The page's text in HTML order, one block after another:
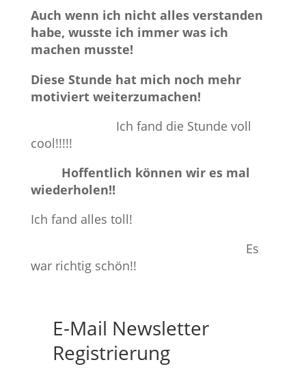
Auch wenn ich nicht alles verstanden
habe, wusste ich immer was ich
machen musste!
Diese Stunde hat mich noch mehr
motiviert weiterzumachen!
Ich fand die Stunde voll
cool!!!!!
Hoffentlich können wir es mal
wiederholen!!
Ich fand alles toll!
Es
war richtig schön!!
E-Mail Newsletter
Registrierung